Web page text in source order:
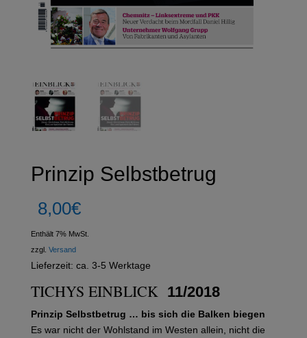
Prinzip Selbstbetrug
8,00€
Enthält 7% MwSt.
zzgl. Versand
Lieferzeit: ca. 3-5 Werktage
TICHYS EINBLICK 11/2018
Prinzip Selbstbetrug … bis sich die Balken biegen
Es war nicht der Wohlstand im Westen allein, nicht die